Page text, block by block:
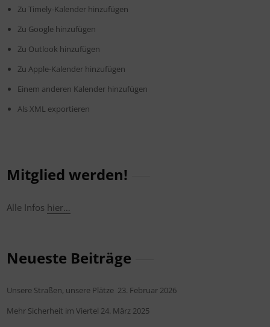
Zu Timely-Kalender hinzufügen
Zu Google hinzufügen
Zu Outlook hinzufügen
Zu Apple-Kalender hinzufügen
Einem anderen Kalender hinzufügen
Als XML exportieren
Mitglied werden!
Alle Infos hier…
Neueste Beiträge
Unsere Straßen, unsere Plätze 23. Februar 2026
Mehr Sicherheit im Viertel 24. März 2025